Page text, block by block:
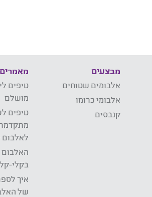
מבצעים
אלבומים שטוחים
אלבומי כרומו
קנבסים
מאמרים
טיפים
מושלם
טיפים
לאלבום wow
בקלי-
איך
של